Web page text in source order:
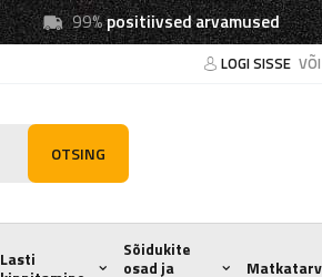
99%positiivsed arvamused
LOGI SISSE VÕI
OTSING
Lasti
Sõidukite
osad ja